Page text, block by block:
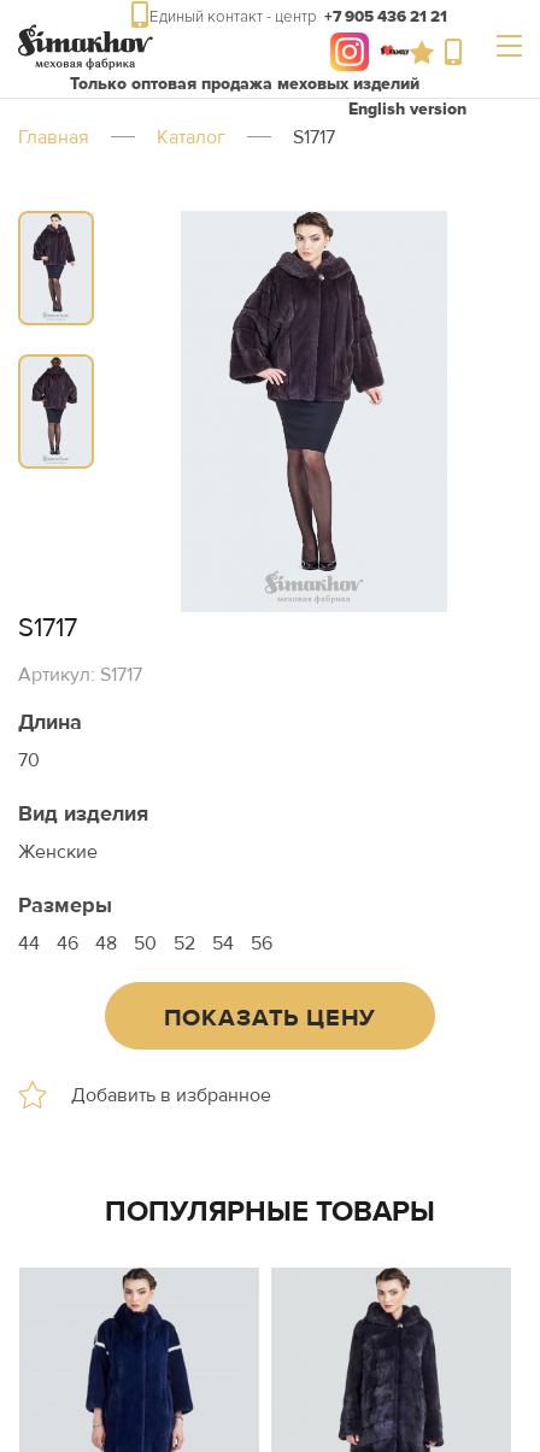
Единый контакт - центр +7 905 436 21 21
Только оптовая продажа меховых изделий
English version
Главная Каталог S1717
S1717
Артикул: S1717
Длина
70
Вид изделия
Женские
Размеры
44 46 48 50 52 54 56
ПОКАЗАТЬ ЦЕНУ
ПОПУЛЯРНЫЕ ТОВАРЫ